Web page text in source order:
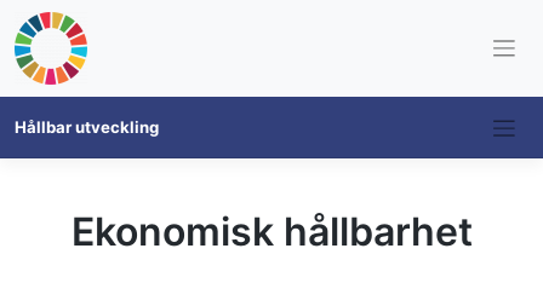
Hållbar utveckling
Ekonomisk hållbarhet